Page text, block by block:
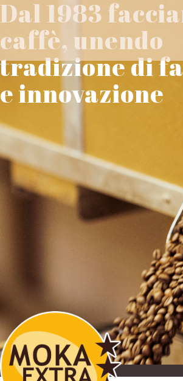
Dal 1983
caffè, unendo
tradizione di
e innovazione